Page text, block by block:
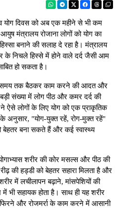
दिवस को अब एक महीने से भी कम
मंत्रालय रोजाना लोगों को योग का
बनाने की सलाह दे रहा है। मंत्रालय
के निचले हिस्से में होने वाले दर्द जैसी आम
हो सकता है।
समय तक बैठकर काम करने की आदत और
संख्या में लोग पीठ और कमर दर्द की
लोगों के लिए योग को एक प्राकृतिक
के अनुसार, "योग-युक्त रहें, रोग-मुक्त रहें"
बना सकते हैं और कई स्वास्थ्य
शरीर की कोर मसल्स और पीठ की
की हड्डी को बेहतर सहारा मिलता है और
में लचीलापन बढ़ाने, मांसपेशियों की
सहायक होता है। साथ ही यह शरीर
और रोजमर्रा के काम करने में आसानी